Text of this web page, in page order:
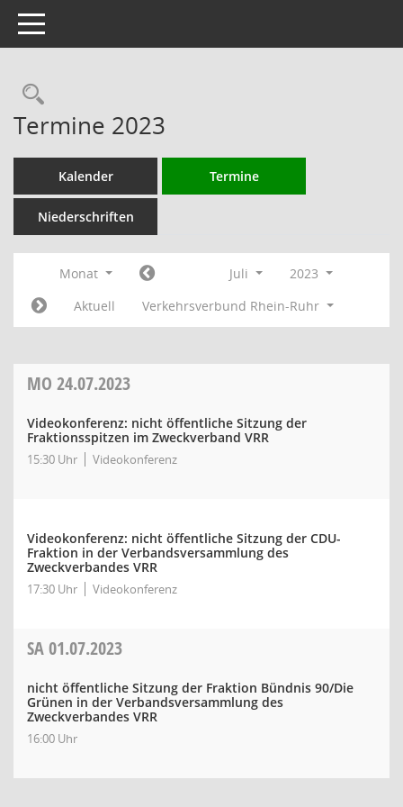
Toggle navigation
Rechercheauswahl
Termine 2023
Kalender Termine
Niederschriften
Monat Juli
2023
Aktuell
Verkehrsverbund Rhein-Ruhr
MO 24.07.2023
Videokonferenz: nicht öffentliche Sitzung der
Fraktionsspitzen im Zweckverband VRR
15:30 Uhr Videokonferenz
Videokonferenz: nicht öffentliche Sitzung der CDU-
Fraktion in der Verbandsversammlung des
Zweckverbandes VRR
17:30 Uhr Videokonferenz
SA01.07.2023
nicht öffentliche Sitzung der Fraktion Bündnis 90/Die
Grünen in der Verbandsversammlung des
Zweckverbandes VRR
16:00 Uhr